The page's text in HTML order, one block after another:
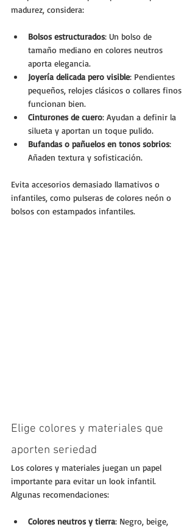
madurez, considera:
Bolsos estructurados: Un bolso de
tamaño mediano en colores neutros
aporta elegancia.
Joyería delicada pero visible: Pendientes
pequeños, relojes clásicos o collares finos
funcionan bien.
Cinturones de cuero: Ayudan a definir la
silueta y aportan un toque pulido.
Bufandas o pañuelos en tonos sobrios:
Añaden textura y sofisticación.
Evita accesorios demasiado llamativos o
infantiles, como pulseras de colores neón o
bolsos con estampados infantiles.
Elige colores y materiales que
aporten seriedad
Los colores y materiales juegan un papel
importante para evitar un look infantil.
Algunas recomendaciones:
Colores neutros y tierra: Negro, beige,